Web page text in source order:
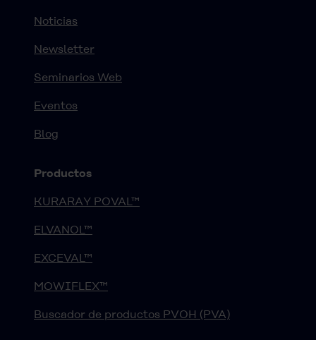
Noticias
Newsletter
Seminarios Web
Eventos
Blog
Productos
KURARAY POVAL™
ELVANOL™
EXCEVAL™
MOWIFLEX™
Buscador de productos PVOH (PVA)